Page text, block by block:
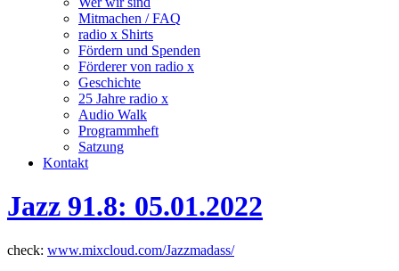
Mitmachen / FAQ
radio x Shirts
Fördern und Spenden
Förderer von radio x
Geschichte
25 Jahre radio x
Audio Walk
Programmheft
Satzung
Kontakt
Jazz 91.8: 05.01.2022
check: www.mixcloud.com/Jazzmadass/